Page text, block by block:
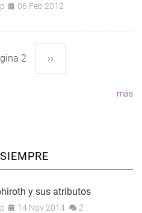
06 Feb 2012
2 Siguiente
››
más
y sus atributos
14 Nov 2014 2